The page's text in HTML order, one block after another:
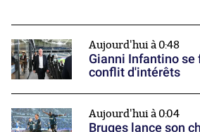
Aujourd'hui à 0:48
Gianni Infantino se
conflit d'intérêts
Aujourd'hui à 0:04
Bruges lance son